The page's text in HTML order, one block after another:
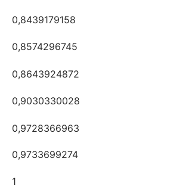
0,8439179158
0,8574296745
0,8643924872
0,9030330028
0,9728366963
0,9733699274
1